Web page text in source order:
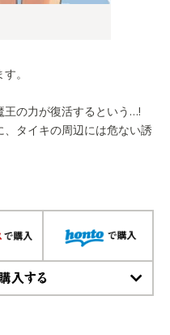
。
王の力が復活するという…!
タイキの周辺には危ない誘